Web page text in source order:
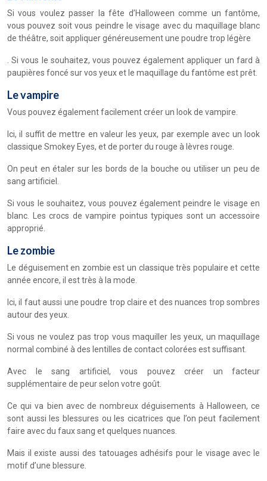
Si vous voulez passer la fête d’Halloween comme un fantôme,
vous pouvez soit vous peindre le visage avec du maquillage blanc
de théâtre, soit appliquer généreusement une poudre trop légère
. Si vous le souhaitez, vous pouvez également appliquer un fard à
paupières foncé sur vos yeux et le maquillage du fantôme est prêt.
Le vampire
Vous pouvez également facilement créer un look de vampire.
Ici, il suffit de mettre en valeur les yeux, par exemple avec un look
classique Smokey Eyes, et de porter du rouge à lèvres rouge.
On peut en étaler sur les bords de la bouche ou utiliser un peu de
sang artificiel.
Si vous le souhaitez, vous pouvez également peindre le visage en
blanc. Les crocs de vampire pointus typiques sont un accessoire
approprié.
Le zombie
Le déguisement en zombie est un classique très populaire et cette
année encore, il est très à la mode.
Ici, il faut aussi une poudre trop claire et des nuances trop sombres
autour des yeux.
Si vous ne voulez pas trop vous maquiller les yeux, un maquillage
normal combiné à des lentilles de contact colorées est suffisant.
Avec le sang artificiel, vous pouvez créer un facteur
supplémentaire de peur selon votre goût.
Ce qui va bien avec de nombreux déguisements à Halloween, ce
sont aussi les blessures ou les cicatrices que l’on peut facilement
faire avec du faux sang et quelques nuances.
Mais il existe aussi des tatouages adhésifs pour le visage avec le
motif d’une blessure.